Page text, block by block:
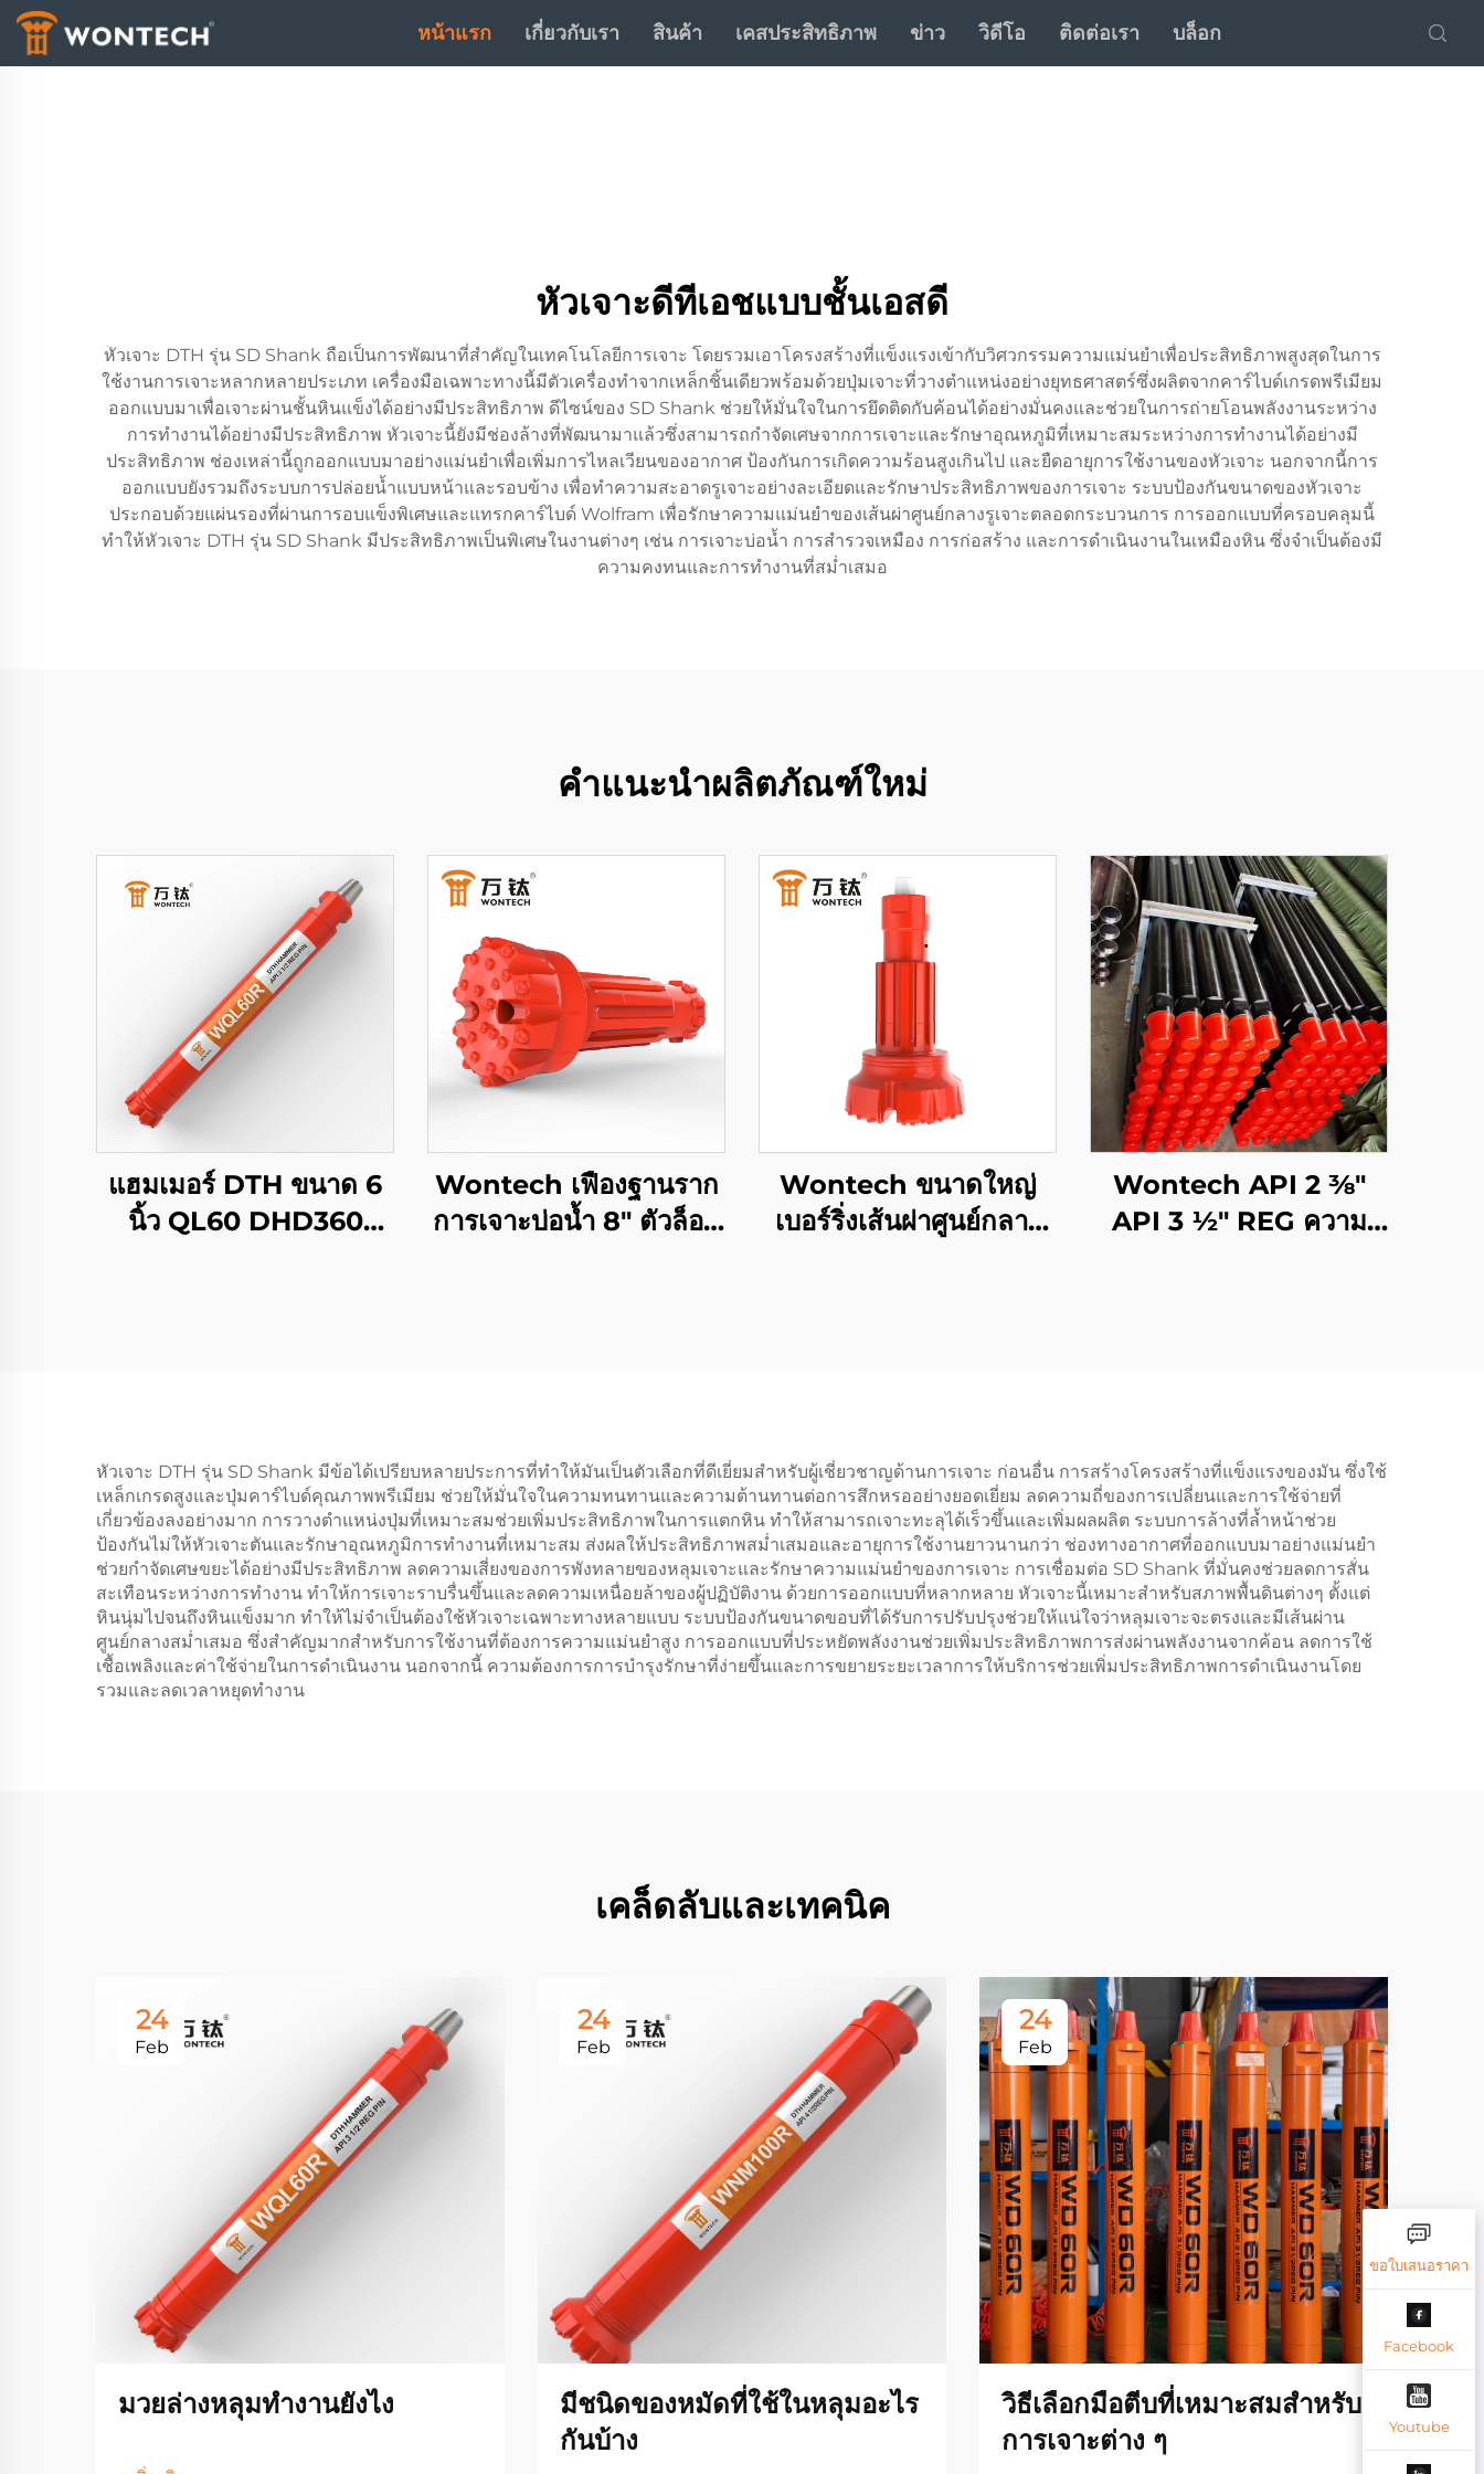
หน้าแรก เกี่ยวกับเรา สินค้า เคสประสิทธิภาพ ข่าว วิดีโอ ติดต่อเรา บล็อก
หัวเจาะดีทีเอชแบบชั้นเอสดี
หัวเจาะ DTH รุ่น SD Shank ถือเป็นการพัฒนาที่สำคัญในเทคโนโลยีการเจาะ โดยรวมเอาโครงสร้างที่แข็งแรงเข้ากับวิศวกรรมความแม่นยำเพื่อประสิทธิภาพสูงสุดในการ
ใช้งานการเจาะหลากหลายประเภท เครื่องมือเฉพาะทางนี้มีตัวเครื่องทำจากเหล็กชิ้นเดียวพร้อมด้วยปุ่มเจาะที่วางตำแหน่งอย่างยุทธศาสตร์ซึ่งผลิตจากคาร์ไบด์เกรดพรีเมียม
ออกแบบมาเพื่อเจาะผ่านชั้นหินแข็งได้อย่างมีประสิทธิภาพ ดีไซน์ของ SD Shank ช่วยให้มั่นใจในการยึดติดกับค้อนได้อย่างมั่นคงและช่วยในการถ่ายโอนพลังงานระหว่าง
การทำงานได้อย่างมีประสิทธิภาพ หัวเจาะนี้ยังมีช่องล้างที่พัฒนามาแล้วซึ่งสามารถกำจัดเศษจากการเจาะและรักษาอุณหภูมิที่เหมาะสมระหว่างการทำงานได้อย่างมี
ประสิทธิภาพ ช่องเหล่านี้ถูกออกแบบมาอย่างแม่นยำเพื่อเพิ่มการไหลเวียนของอากาศ ป้องกันการเกิดความร้อนสูงเกินไป และยืดอายุการใช้งานของหัวเจาะ นอกจากนี้การ
ออกแบบยังรวมถึงระบบการปล่อยน้ำแบบหน้าและรอบข้าง เพื่อทำความสะอาดรูเจาะอย่างละเอียดและรักษาประสิทธิภาพของการเจาะ ระบบป้องกันขนาดของหัวเจาะ
ประกอบด้วยแผ่นรองที่ผ่านการอบแข็งพิเศษและแทรกคาร์ไบด์ Wolfram เพื่อรักษาความแม่นยำของเส้นผ่าศูนย์กลางรูเจาะตลอดกระบวนการ การออกแบบที่ครอบคลุมนี้
ทำให้หัวเจาะ DTH รุ่น SD Shank มีประสิทธิภาพเป็นพิเศษในงานต่างๆ เช่น การเจาะบ่อน้ำ การสำรวจเหมือง การก่อสร้าง และการดำเนินงานในเหมืองหิน ซึ่งจำเป็นต้องมี
ความคงทนและการทำงานที่สม่ำเสมอ
คำแนะนำผลิตภัณฑ์ใหม่
แฮมเมอร์ DTH ขนาด 6
นิ้ว QL60 DHD360
Wontech เฟืองฐานราก
การเจาะบ่อน้ำ 8" ตัวล็อค
Wontech ขนาดใหญ่
เบอร์ริ่งเส้นผ่าศูนย์กลาง
Wontech API 2 3⁄8"
API 3 1⁄2" REG ความ
หัวเจาะ DTH รุ่น SD Shank มีข้อได้เปรียบหลายประการที่ทำให้มันเป็นตัวเลือกที่ดีเยี่ยมสำหรับผู้เชี่ยวชาญด้านการเจาะ ก่อนอื่น การสร้างโครงสร้างที่แข็งแรงของมัน ซึ่งใช้
เหล็กเกรดสูงและปุ่มคาร์ไบด์คุณภาพพรีเมียม ช่วยให้มั่นใจในความทนทานและความต้านทานต่อการสึกหรออย่างยอดเยี่ยม ลดความถี่ของการเปลี่ยนและการใช้จ่ายที่
เกี่ยวข้องลงอย่างมาก การวางตำแหน่งปุ่มที่เหมาะสมช่วยเพิ่มประสิทธิภาพในการแตกหิน ทำให้สามารถเจาะทะลุได้เร็วขึ้นและเพิ่มผลผลิต ระบบการล้างที่ล้ำหน้าช่วย
ป้องกันไม่ให้หัวเจาะตันและรักษาอุณหภูมิการทำงานที่เหมาะสม ส่งผลให้ประสิทธิภาพสม่ำเสมอและอายุการใช้งานยาวนานกว่า ช่องทางอากาศที่ออกแบบมาอย่างแม่นยำ
ช่วยกำจัดเศษขยะได้อย่างมีประสิทธิภาพ ลดความเสี่ยงของการพังทลายของหลุมเจาะและรักษาความแม่นยำของการเจาะ การเชื่อมต่อ SD Shank ที่มั่นคงช่วยลดการสั่น
สะเทือนระหว่างการทำงาน ทำให้การเจาะราบรื่นขึ้นและลดความเหนื่อยล้าของผู้ปฏิบัติงาน ด้วยการออกแบบที่หลากหลาย หัวเจาะนี้เหมาะสำหรับสภาพพื้นดินต่างๆ ตั้งแต่
หินนุ่มไปจนถึงหินแข็งมาก ทำให้ไม่จำเป็นต้องใช้หัวเจาะเฉพาะทางหลายแบบ ระบบป้องกันขนาดขอบที่ได้รับการปรับปรุงช่วยให้แน่ใจว่าหลุมเจาะจะตรงและมีเส้นผ่าน
ศูนย์กลางสม่ำเสมอ ซึ่งสำคัญมากสำหรับการใช้งานที่ต้องการความแม่นยำสูง การออกแบบที่ประหยัดพลังงานช่วยเพิ่มประสิทธิภาพการส่งผ่านพลังงานจากค้อน ลดการใช้
เชื้อเพลิงและค่าใช้จ่ายในการดำเนินงาน นอกจากนี้ ความต้องการการบำรุงรักษาที่ง่ายขึ้นและการขยายระยะเวลาการให้บริการช่วยเพิ่มประสิทธิภาพการดำเนินงานโดย
รวมและลดเวลาหยุดทำงาน
เคล็ดลับและเทคนิค
24
Feb
มวยล่างหลุมทํางานยังไง
24
Feb
มีชนิดของหมัดที่ใช้ในหลุมอะไร
กันบ้าง
24
Feb
วิธีเลือกมือตีบที่เหมาะสมสําหรับ
การเจาะต่าง ๆ
ไร
ขอใบเสนอราคา
Facebook
Youtube